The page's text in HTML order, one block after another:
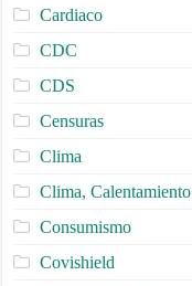
Cardiaco
CDC
CDS
Censuras
Clima
Clima, Calentamiento
Consumismo
Covishield